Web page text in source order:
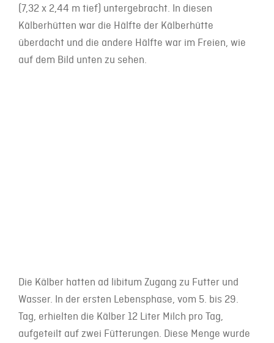
(7,32 x 2,44 m tief) untergebracht. In diesen
Kälberhütten war die Hälfte der Kälberhütte
überdacht und die andere Hälfte war im Freien, wie
auf dem Bild unten zu sehen.
Die Kälber hatten ad libitum Zugang zu Futter und
Wasser. In der ersten Lebensphase, vom 5. bis 29.
Tag, erhielten die Kälber 12 Liter Milch pro Tag,
aufgeteilt auf zwei Fütterungen. Diese Menge wurde